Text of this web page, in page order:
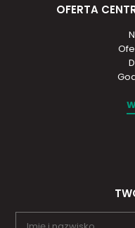
OFERTA